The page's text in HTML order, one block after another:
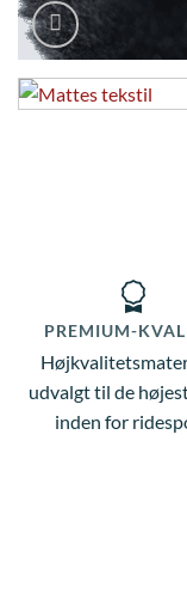
PREMIUM-
udvalgt til de
inden for